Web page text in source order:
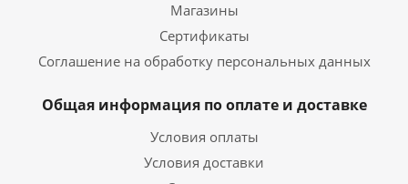
Магазины
Сертификаты
Соглашение на обработку персональных данных
Общая информация по оплате и доставке
Условия оплаты
Условия доставки